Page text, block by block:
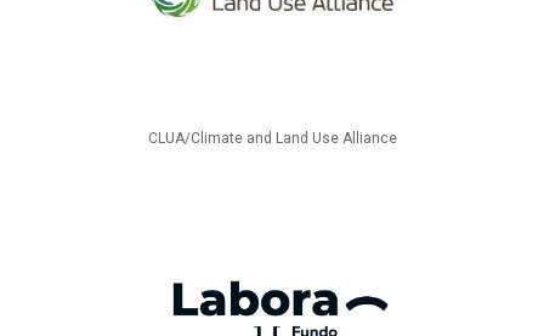
CLUA/Climate and Land Use Alliance